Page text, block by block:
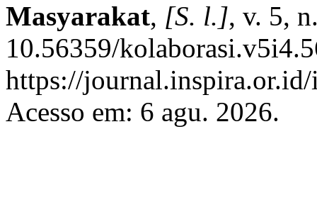
Masyarakat, [S. l.], v. 5,
10.56359/
https://
Acesso em: 6 agu. 2026.